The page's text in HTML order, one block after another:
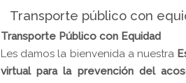
Transporte público con
Transporte Público con Equidad
Les damos la bienvenida a nuestra
virtual para la prevención del